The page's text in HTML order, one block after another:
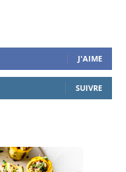
J'AIME
SUIVRE